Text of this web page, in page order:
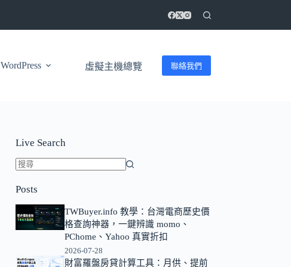
WordPress 虛擬主機總覽 聯絡我們
Live Search
不
到
符
件
Posts
TWBuyer.info 教學：台灣電商歷史價
格查詢神器，一鍵辨識 momo、
PChome、Yahoo 真實折扣
2026-07-28
財富羅盤房貸計算工具：月供、提前